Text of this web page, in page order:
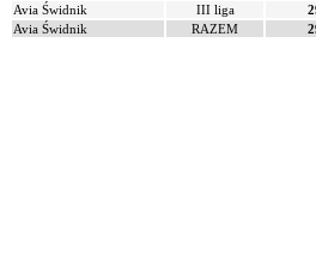
Avia Świdnik
III liga
Avia Świdnik
RAZEM